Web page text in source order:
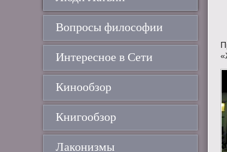
Вопросы философии
Интересное в Сети
Кинообзор
Книгообзор
Лаконизмы